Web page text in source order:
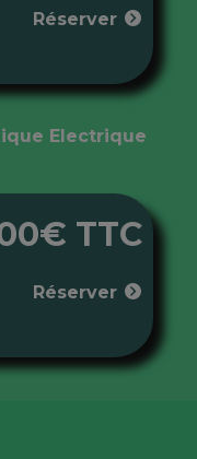
Réserver
Electrique
TTC
Réserver